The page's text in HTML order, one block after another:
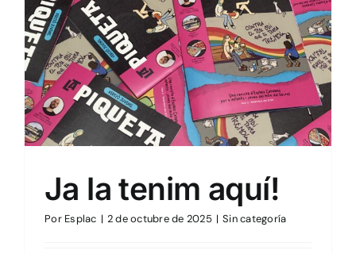
Sin categoría
Ja la tenim aquí!
Por Esplac | 2 de octubre de 2025 | Sin categoría